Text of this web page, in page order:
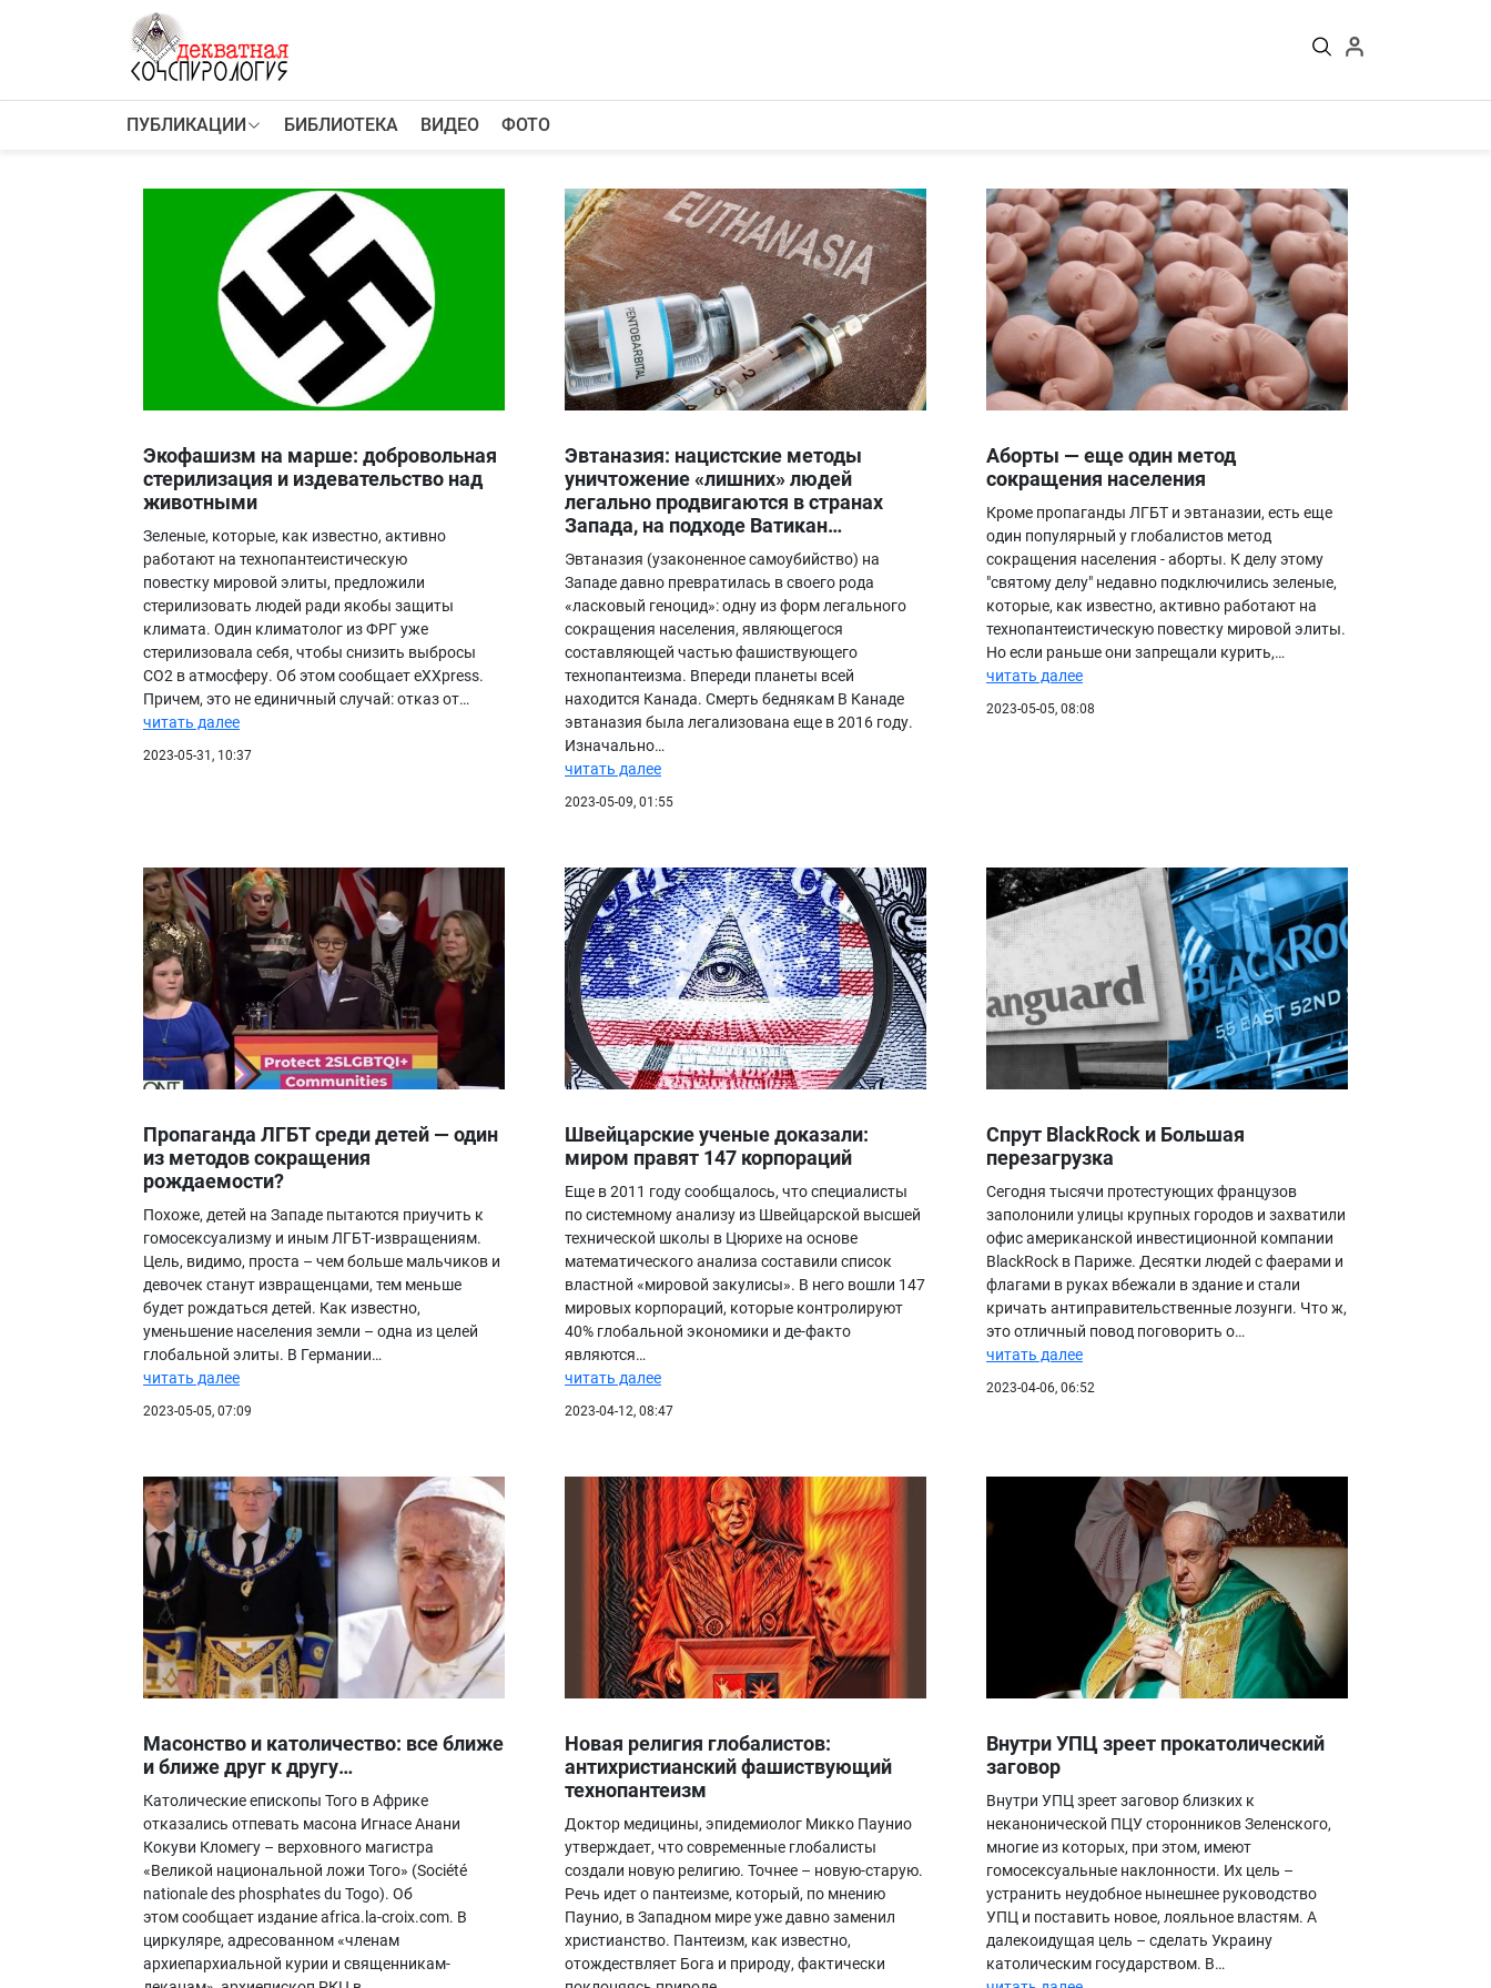
ПУБЛИКАЦИИ
Тайные общества и секты
Пороки
Криминал
Грязные деньги Украины
Здоровье
Цифровизация
История и археология
Неизведанное
Персоны
Практика
БИБЛИОТЕКА
ВИДЕО
ФОТО
ПУБЛИКАЦИИ БИБЛИОТЕКА ВИДЕО ФОТО
Экофашизм на марше: добровольная
стерилизация и издевательство над
животными
Зеленые, которые, как известно, активно
работают на технопантеистическую
повестку мировой элиты, предложили
стерилизовать людей ради якобы защиты
климата. Один климатолог из ФРГ уже
стерилизовала себя, чтобы снизить выбросы
CO2 в атмосферу. Об этом сообщает eXXpress.
Причем, это не единичный случай: отказ от…
читать далее
2023-05-31, 10:37
Эвтаназия: нацистские методы
уничтожение «лишних» людей
легально продвигаются в странах
Запада, на подходе Ватикан…
Эвтаназия (узаконенное самоубийство) на
Западе давно превратилась в своего рода
«ласковый геноцид»: одну из форм легального
сокращения населения, являющегося
составляющей частью фашиствующего
технопантеизма. Впереди планеты всей
находится Канада. Смерть беднякам В Канаде
эвтаназия была легализована еще в 2016 году.
Изначально…
читать далее
2023-05-09, 01:55
Аборты — еще один метод
сокращения населения
Кроме пропаганды ЛГБТ и эвтаназии, есть еще
один популярный у глобалистов метод
сокращения населения - аборты. К делу этому
"святому делу" недавно подключились зеленые,
которые, как известно, активно работают на
технопантеистическую повестку мировой элиты.
Но если раньше они запрещали курить,…
читать далее
2023-05-05, 08:08
Пропаганда ЛГБТ среди детей — один
из методов сокращения
рождаемости?
Похоже, детей на Западе пытаются приучить к
гомосексуализму и иным ЛГБТ-извращениям.
Цель, видимо, проста – чем больше мальчиков и
девочек станут извращенцами, тем меньше
будет рождаться детей. Как известно,
уменьшение населения земли – одна из целей
глобальной элиты. В Германии…
читать далее
2023-05-05, 07:09
Швейцарские ученые доказали:
миром правят 147 корпораций
Еще в 2011 году сообщалось, что специалисты
по системному анализу из Швейцарской высшей
технической школы в Цюрихе на основе
математического анализа составили список
властной «мировой закулисы». В него вошли 147
мировых корпораций, которые контролируют
40% глобальной экономики и де-факто
являются…
читать далее
2023-04-12, 08:47
Спрут BlackRock и Большая
перезагрузка
Сегодня тысячи протестующих французов
заполонили улицы крупных городов и захватили
офис американской инвестиционной компании
BlackRock в Париже. Десятки людей с фаерами и
флагами в руках вбежали в здание и стали
кричать антиправительственные лозунги. Что ж,
это отличный повод поговорить о…
читать далее
2023-04-06, 06:52
Масонство и католичество: все ближе
и ближе друг к другу…
Католические епископы Того в Африке
отказались отпевать масона Игнасе Анани
Кокуви Кломегу – верховного магистра
«Великой национальной ложи Того» (Société
nationale des phosphates du Togo). Об
этом сообщает издание africa.la-croix.com. В
циркуляре, адресованном «членам
архиепархиальной курии и священникам-
Новая религия глобалистов:
антихристианский фашиствующий
технопантеизм
Доктор медицины, эпидемиолог Микко Паунио
утверждает, что современные глобалисты
создали новую религию. Точнее – новую-старую.
Речь идет о пантеизме, который, по мнению
Паунио, в Западном мире уже давно заменил
христианство. Пантеизм, как известно,
отождествляет Бога и природу, фактически
Внутри УПЦ зреет прокатолический
заговор
Внутри УПЦ зреет заговор близких к
неканонической ПЦУ сторонников Зеленского,
многие из которых, при этом, имеют
гомосексуальные наклонности. Их цель –
устранить неудобное нынешнее руководство
УПЦ и поставить новое, лояльное властям. А
далекоидущая цель – сделать Украину
католическим государством. В…